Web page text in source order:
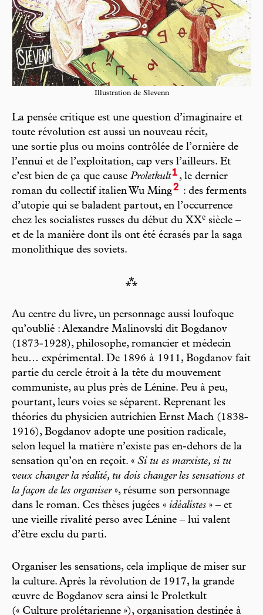
Illustration de Slevenn
La pensée critique est une question d’imaginaire et
toute révolution est aussi un nouveau récit,
une sortie plus ou moins contrôlée de l’ornière de
l’ennui et de l’exploitation, cap vers l’ailleurs. Et
c’est bien de ça que cause Proletkult1 , le dernier
roman du collectif italien Wu Ming2 : des ferments
d’utopie qui se baladent partout, en l’occurrence
chez les socialistes russes du début du XXe siècle –
et de la manière dont ils ont été écrasés par la saga
monolithique des soviets.
⁂
Au centre du livre, un personnage aussi loufoque
qu’oublié : Alexandre Malinovski dit Bogdanov
(1873-1928), philosophe, romancier et médecin
heu… expérimental. De 1896 à 1911, Bogdanov fait
partie du cercle étroit à la tête du mouvement
communiste, au plus près de Lénine. Peu à peu,
pourtant, leurs voies se séparent. Reprenant les
théories du physicien autrichien Ernst Mach (1838-
1916), Bogdanov adopte une position radicale,
selon lequel la matière n’existe pas en-dehors de la
sensation qu’on en reçoit. « Si tu es marxiste, si tu
veux changer la réalité, tu dois changer les sensations et
la façon de les organiser», résume son personnage
dans le roman. Ces thèses jugées « idéalistes » – et
une vieille rivalité perso avec Lénine – lui valent
d’être exclu du parti.
Organiser les sensations, cela implique de miser sur
la culture. Après la révolution de 1917, la grande
œuvre de Bogdanov sera ainsi le Proletkult
(« Culture prolétarienne »), organisation destinée à